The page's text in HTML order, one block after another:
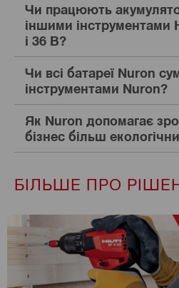
Чи працюють
іншими інструментами
і 36 В?
Чи всі батареї Nuron
інструментами Nuron?
Як Nuron допомагає
бізнес більш
БІЛЬШЕ ПРО